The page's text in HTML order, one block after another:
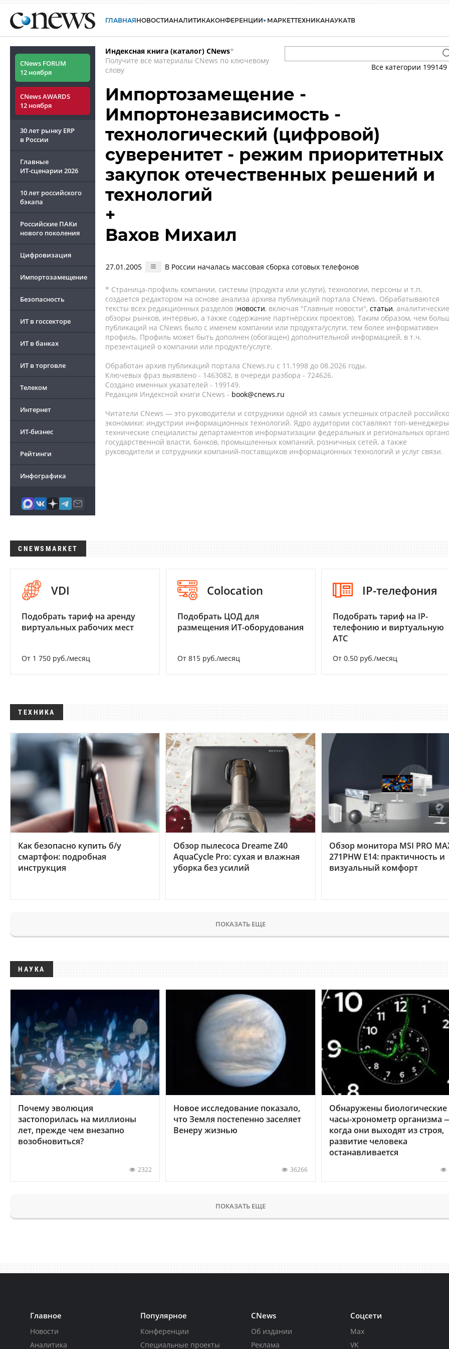
ГЛАВНАЯНОВОСТИАНАЛИТИКАКОНФЕРЕНЦИИ МАРКЕТТЕХНИКАНАУКАТВ
CNews FORUM
12 ноября
CNews AWARDS
12 ноября
30 лет рынку ERP
в России
Главные
ИТ-сценарии 2026
10 лет российского
бэкапа
Российские ПАКи
нового поколения
Цифровизация
Импортозамещение
Безопасность
ИТ в госсекторе
ИТ в банках
ИТ в торговле
Телеком
Интернет
ИТ-бизнес
Рейтинги
Инфографика
Индексная книга (каталог) CNews*
Получите все материалы CNews по ключевому
слову
Все категории 199149
Импортозамещение -
Импортонезависимость -
технологический (цифровой)
суверенитет - режим приоритетных
закупок отечественных решений и
технологий
+
Вахов Михаил
27.01.2005 В России началась массовая сборка сотовых телефонов
* Страница-профиль компании, системы (продукта или услуги), технологии, персоны и т.п.
создается редактором на основе анализа архива публикаций портала CNews. Обрабатываются
тексты всех редакционных разделов (новости, включая "Главные новости", статьи, аналитические
обзоры рынков, интервью, а также содержание партнёрских проектов). Таким образом, чем
публикаций на CNews было с именем компании или продукта/услуги, тем более информативен
профиль. Профиль может быть дополнен (обогащен) дополнительной информацией, в т.ч.
презентацией о компании или продукте/услуге.
Обработан архив публикаций портала CNews.ru c 11.1998 до 08.2026 годы.
Ключевых фраз выявлено - 1463082, в очереди разбора - 724626.
Создано именных указателей - 199149.
Редакция Индексной книги CNews - book@cnews.ru
Читатели CNews — это руководители и сотрудники одной из самых успешных отраслей
экономики: индустрии информационных технологий. Ядро аудитории составляют топ-
технические специалисты департаментов информатизации федеральных и региональных
государственной власти, банков, промышленных компаний, розничных сетей, а также
руководители и сотрудники компаний-поставщиков информационных технологий и услуг связи.
CNEWSMARKET
VDI
Подобрать тариф на аренду
виртуальных рабочих мест
От 1 750 руб./месяц
Colocation
Подобрать ЦОД для
размещения ИТ-оборудования
От 815 руб./месяц
IP-телефония
Подобрать тариф на IP-
телефонию и виртуальную
АТС
От 0.50 руб./месяц
ТЕХНИКА
Как безопасно купить б/у
смартфон: подробная
инструкция
Обзор пылесоса Dreame Z40
AquaCycle Pro: сухая и влажная
уборка без усилий
Обзор монитора MSI PRO
271PHW E14: практичность и
визуальный комфорт
ПОКАЗАТЬ ЕЩЕ
НАУКА
Почему эволюция
застопорилась на миллионы
лет, прежде чем внезапно
возобновиться?
2322
Новое исследование показало,
что Земля постепенно заселяет
Венеру жизнью
36266
Обнаружены биологические
часы-хронометр организма
когда они выходят из строя,
развитие человека
останавливается
ПОКАЗАТЬ ЕЩЕ
Главное
Новости
Аналитика
Популярное
Конференции
Специальные проекты
CNews
Об издании
Реклама
Соцсети
Max
VK